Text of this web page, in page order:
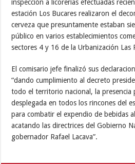
inspección a licorerías efectuadas
estación Los Bucares realizaron el
cerveza que presuntamente estaban
público en varios establecimientos
sectores 4 y 16 de la Urbanización Las
El comisario jefe finalizó sus
“dando cumplimiento al decreto
todo el territorio nacional, la presencia
desplegada en todos los rincones del
para combatir el expendio de bebidas
acatando las directrices del Gobierno
gobernador Rafael Lacava”.